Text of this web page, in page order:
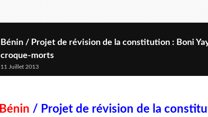
Bénin / Projet de révision de la constitution : Boni
croque-morts
11 Juillet 2013
Bénin / Projet de révision de la